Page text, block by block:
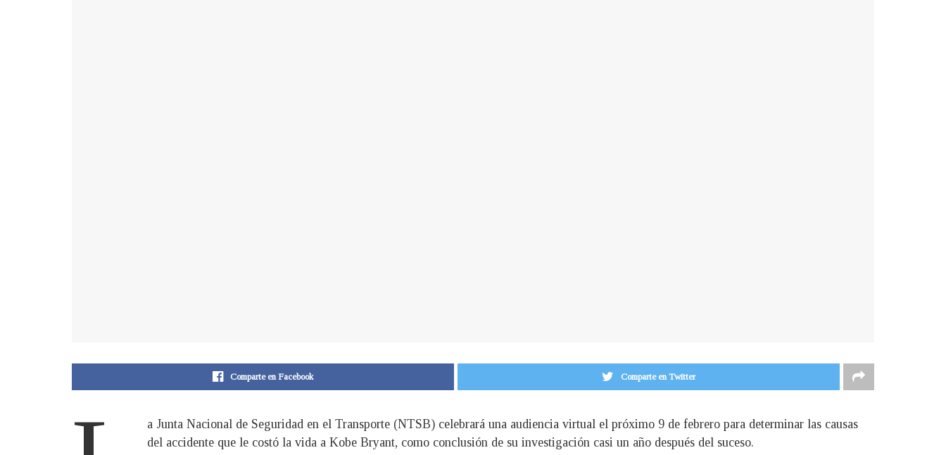
Comparte en Facebook Comparte en Twitter
a Junta Nacional de Seguridad en el Transporte (NTSB) celebrará una audiencia virtual el próximo 9 de febrero para determinar las causas
del accidente que le costó la vida a Kobe Bryant, como conclusión de su investigación casi un año después del suceso.